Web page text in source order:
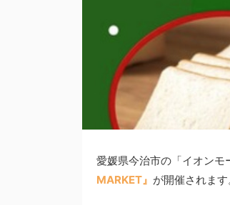
愛媛県今治市の「イオン
MARKET』 が開催されます